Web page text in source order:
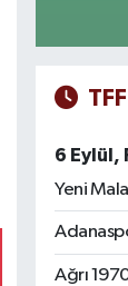
6 Eylül,
Yeni
Ağrı